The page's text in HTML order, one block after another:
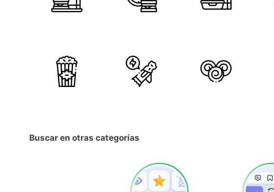
Buscar en otras categorías